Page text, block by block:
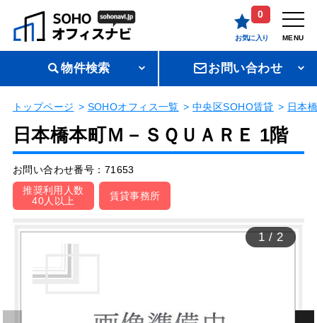
0
お気に入り MENU
物件検索 お問い合わせ
トップページ SOHOオフィス一覧 中央区SOHO賃貸 日本
日本橋本町Ｍ－ＳＱＵＡＲＥ 1階
お問い合わせ番号：71653
推奨利用人数
40人以上
賃貸事務所
1 / 2